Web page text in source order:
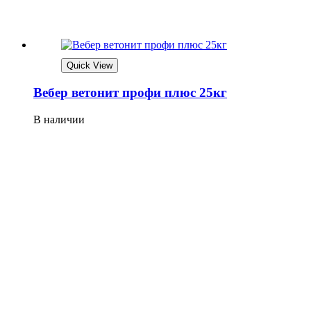
Quick View
Вебер ветонит профи плюс 25кг
В наличии